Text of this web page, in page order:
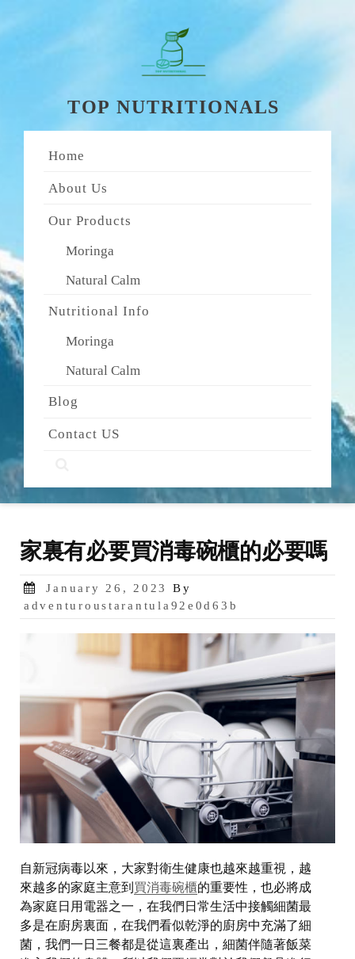
TOP NUTRITIONALS
Home
About Us
Our Products
Moringa
Natural Calm
Nutritional Info
Moringa
Natural Calm
Blog
Contact US
家裏有必要買消毒碗櫃的必要嗎
Posted
on
January 26, 2023
By
adventuroustarantula92e0d63b
自新冠病毒以來，大家對衛生健康也越來越重視，越
來越多的家庭主意到 買消毒碗櫃的重要性，也必將成
為家庭日用電器之一，在我們日常生活中接觸細菌最
多是在廚房裏面，在我們看似乾淨的廚房中充滿了細
菌，我們一日三餐都是從這裏產出，細菌伴隨著飯菜